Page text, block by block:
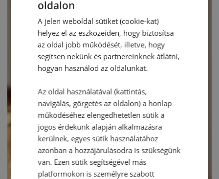
oldalon
A jelen weboldal sütiket (cookie-kat)
helyez el az eszközeiden, hogy biztosítsa
az oldal jobb működését, illetve, hogy
segítsen nekünk és partnereinknek átlátni,
hogyan használod az oldalunkat.
Az oldal használatával (kattintás,
navigálás, görgetés az oldalon) a honlap
működéséhez elengedhetetlen sütik a
jogos érdekünk alapján alkalmazásra
kerülnek, egyes sütik használatához
azonban a hozzájárulásodra is szükségünk
van. Ezen sütik segítségével más
platformokon is személyre szabott